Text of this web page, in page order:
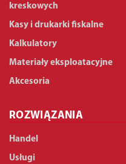
kreskowych
Kasy i drukarki fiskalne
Kalkulatory
Materiały eksploatacyjne
Akcesoria
ROZWIĄZANIA
Handel
Usługi